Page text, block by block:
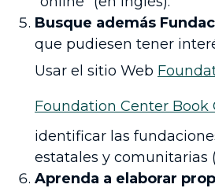
Busque además
que pudiesen tener
Usar el sitio Web
Foundation Center Book
identificar las
estatales y comunitarias
Aprenda a elaborar